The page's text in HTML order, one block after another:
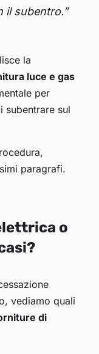
il subentro.”
la
luce e gas
per
subentrare sul
paragrafi.
o
vediamo quali
di